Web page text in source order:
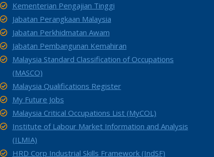
Kementerian Pengajian Tinggi
Jabatan Perangkaan Malaysia
Jabatan Perkhidmatan Awam
Jabatan Pembangunan Kemahiran
Malaysia Standard Classification of Occupations
(MASCO)
Malaysia Qualifications Register
My Future Jobs
Malaysia Critical Occupations List (MyCOL)
Institute of Labour Market Information and Analysis
(ILMIA)
HRD Corp Industrial Skills Framework (IndSF)